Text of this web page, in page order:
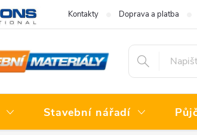
Kontakty Doprava a platba
Stavební nářadí